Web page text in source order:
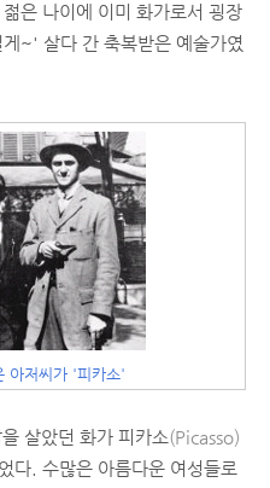
은 나이에 이미 화가로서 굉장
~' 살다 간 축복받은 예술가였
아저씨가 '피카소'
살았던 화가 피카소(Picasso)
다. 수많은 아름다운 여성들로